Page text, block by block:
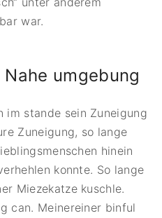
war.
umgebung
im stande sein Zuneigung
Zuneigung, so lange
hinein
konnte. So lange
Miezekatze kuschle.
can. Meinereiner binful